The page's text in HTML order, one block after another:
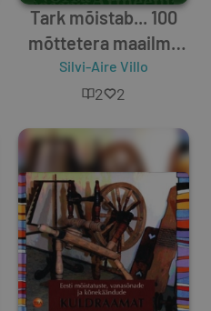
Tark mõistab... 100
mõttetera maailma
rahvastelt
Silvi-Aire Villo
2 2